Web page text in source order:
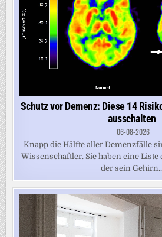
Schutz vor Demenz: Diese 14
ausschalten
06-08-2026
Knapp die Hälfte aller Demenzfälle
Wissenschaftler. Sie haben eine Liste
der sein